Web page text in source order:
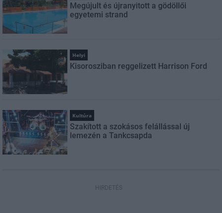
Megújult és újranyitott a gödöllői
egyetemi strand
Helyi
Kisorosziban reggelizett Harrison Ford
Kultúra
Szakított a szokásos felállással új
lemezén a Tankcsapda
HIRDETÉS